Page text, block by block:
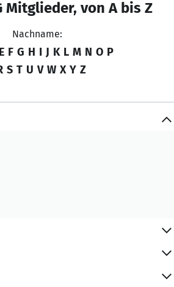
Mitglieder, von A bis Z
Nachname:
E F G H I J K L M N O P
S T U V W X Y Z